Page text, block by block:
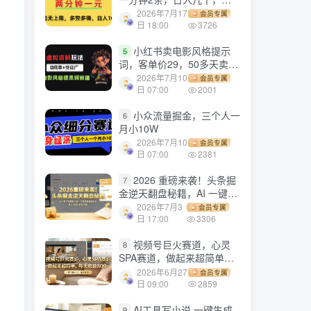
劳多得!2026年7月17
日 18:00
会员专属
3726
5 小红书卖电影风格提示
词，客单价29，50多天卖了
790单，小白直接抄作业！
2026年7月10
日 07:00
会员专属
2001
6 小众流量掘金，三个人一
月小10W
2026年7月10
日 07:00
会员专属
2381
7 2026 重磅来袭！头条掘
金逆天翻盘秘籍，AI 一键打
造爆款内容，只需简单复制
粘贴，日入 1000 + 轻松实
2026年7月3
日 17:00
会员专属
3306
8 视频号巨火赛道，心灵
SPA赛道，做起来超简单，
每天收益800+！
2026年6月27
日 09:00
会员专属
2859